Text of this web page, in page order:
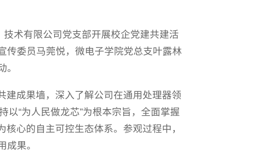
术有限公司党支部开展校企党建共建活
传委员马莞悦，微电子学院党总支叶露林
。
建成果墙，深入了解公司在通用处理器领
“为人民做龙芯”为根本宗旨，全面掌握
心的自主可控生态体系。参观过程中，
果。